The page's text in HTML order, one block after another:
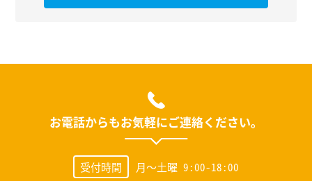
お電話からもお気軽にご連絡ください。
受付時間 月～土曜 9:00-18:00